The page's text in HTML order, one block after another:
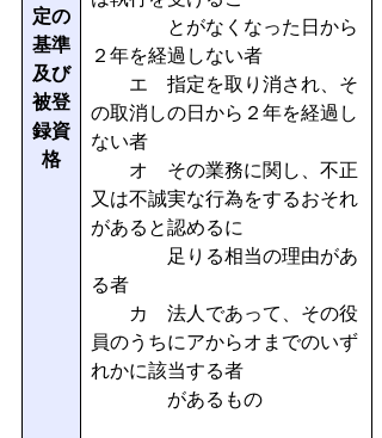
定の
基準
及び
被登
録資
格
とがなくなった日から
２年を経過しない者
エ 指定を取り消され、そ
の取消しの日から２年を経過し
ない者
オ その業務に関し、不正
又は不誠実な行為をするおそれ
があると認めるに
足りる相当の理由があ
る者
カ 法人であって、その役
員のうちにアからオまでのいず
れかに該当する者
があるもの